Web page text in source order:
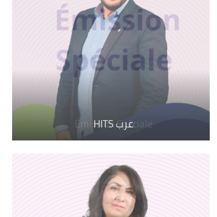
Émission Spéciale
عرب HITS
LA TEAM